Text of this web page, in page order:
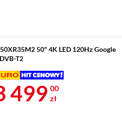
50" 4K LED 120Hz Google
T2
3 499 zł
499 00
zł